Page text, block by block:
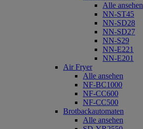
Alle ansehen
NN-ST45
NN-SD28
NN-SD27
NN-S29
NN-E221
NN-E201
Air Fryer
Alle ansehen
NF-BC1000
NF-CC600
NF-CC500
Brotbackautomaten
Alle ansehen